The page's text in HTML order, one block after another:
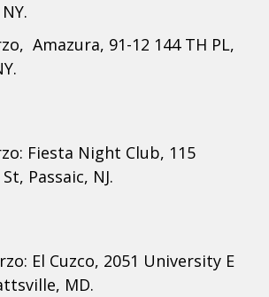
Amazura, 91-12 144 TH PL,
Fiesta Night Club, 115
Passaic, NJ.
El Cuzco, 2051 University E
MD.